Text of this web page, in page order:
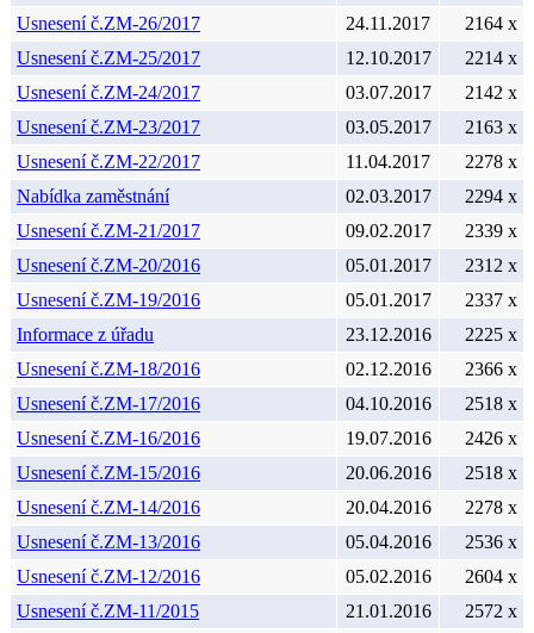
Usnesení č.ZM-26/2017
24.11.2017
2164 x
Usnesení č.ZM-25/2017
12.10.2017
2214 x
Usnesení č.ZM-24/2017
03.07.2017
2142 x
Usnesení č.ZM-23/2017
03.05.2017
2163 x
Usnesení č.ZM-22/2017
11.04.2017
2278 x
Nabídka zaměstnání
02.03.2017
2294 x
Usnesení č.ZM-21/2017
09.02.2017
2339 x
Usnesení č.ZM-20/2016
05.01.2017
2312 x
Usnesení č.ZM-19/2016
05.01.2017
2337 x
Informace z úřadu
23.12.2016
2225 x
Usnesení č.ZM-18/2016
02.12.2016
2366 x
Usnesení č.ZM-17/2016
04.10.2016
2518 x
Usnesení č.ZM-16/2016
19.07.2016
2426 x
Usnesení č.ZM-15/2016
20.06.2016
2518 x
Usnesení č.ZM-14/2016
20.04.2016
2278 x
Usnesení č.ZM-13/2016
05.04.2016
2536 x
Usnesení č.ZM-12/2016
05.02.2016
2604 x
Usnesení č.ZM-11/2015
21.01.2016
2572 x